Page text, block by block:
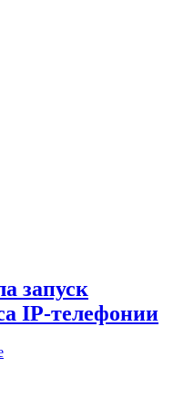
запуск
IP-телефонии